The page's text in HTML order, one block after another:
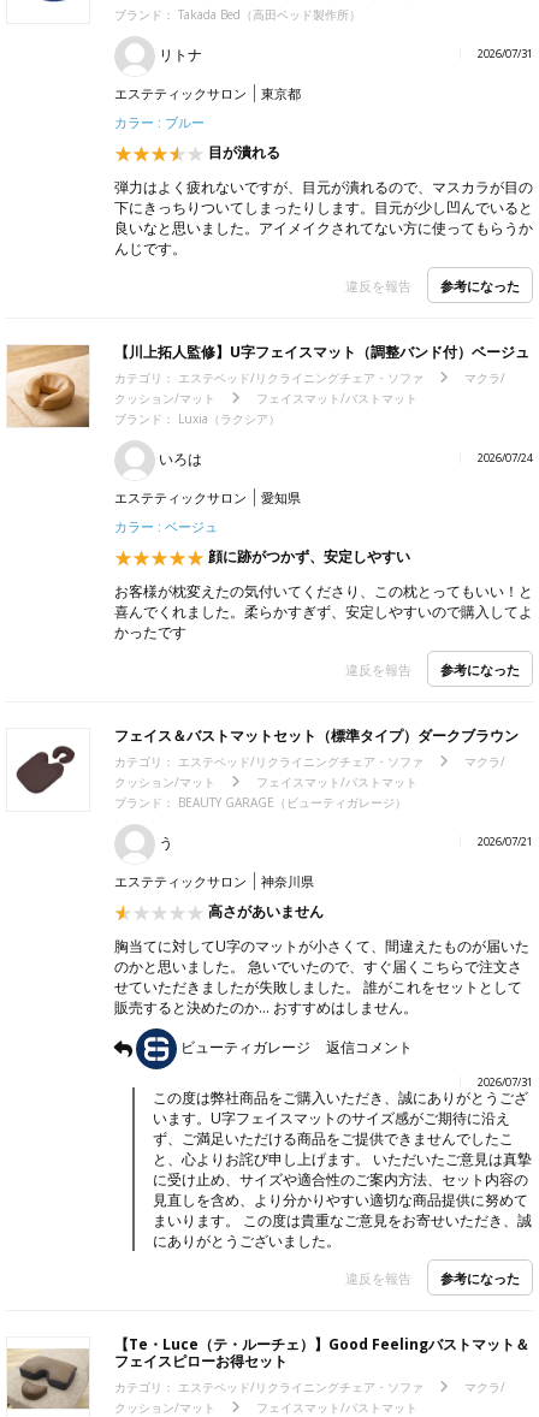
ブランド： Takada Bed（高田ベッド製作所）
リトナ 2026/07/31
エステティックサロン
東京都
カラー : ブルー
目が潰れる
弾力はよく疲れないですが、目元が潰れるので、マスカラが目の
下にきっちりついてしまったりします。目元が少し凹んでいると
良いなと思いました。アイメイクされてない方に使ってもらうか
んじです。
違反を報告 参考になった
【川上拓人監修】U字フェイスマット（調整バンド付）ベージュ
カテゴリ： エステベッド/リクライニングチェア・ソファ
マクラ/
クッション/マット
フェイスマット/バストマット
ブランド： Luxia（ラクシア）
いろは 2026/07/24
エステティックサロン
愛知県
カラー : ベージュ
顔に跡がつかず、安定しやすい
お客様が枕変えたの気付いてくださり、この枕とってもいい！と
喜んでくれました。柔らかすぎず、安定しやすいので購入してよ
かったです
違反を報告 参考になった
フェイス＆バストマットセット（標準タイプ）ダークブラウン
カテゴリ： エステベッド/リクライニングチェア・ソファ
マクラ/
クッション/マット
フェイスマット/バストマット
ブランド： BEAUTY GARAGE（ビューティガレージ）
う 2026/07/21
エステティックサロン 神奈川県
高さがあいません
胸当てに対してU字のマットが小さくて、間違えたものが届いた
のかと思いました。 急いでいたので、すぐ届くこちらで注文さ
せていただきましたが失敗しました。 誰がこれをセットとして
販売すると決めたのか… おすすめはしません。
ビューティガレージ
返信コメント
2026/07/31
この度は弊社商品をご購入いただき、誠にありがとうござ
います。U字フェイスマットのサイズ感がご期待に沿え
ず、ご満足いただける商品をご提供できませんでしたこ
と、心よりお詫び申し上げます。 いただいたご意見は真摯
に受け止め、サイズや適合性のご案内方法、セット内容の
見直しを含め、より分かりやすい適切な商品提供に努めて
まいります。 この度は貴重なご意見をお寄せいただき、誠
にありがとうございました。
違反を報告 参考になった
【Te・Luce（テ・ルーチェ）】Good Feelingバストマット＆
フェイスピローお得セット
カテゴリ： エステベッド/リクライニングチェア・ソファ
マクラ/
クッション/マット
フェイスマット/バストマット